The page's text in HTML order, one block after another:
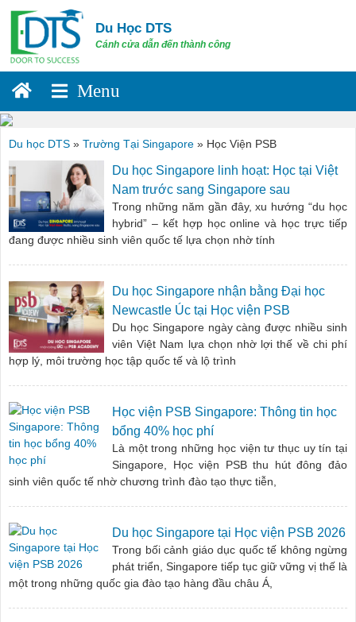
Du Học DTS
Cánh cửa dẫn đến thành công
Du học DTS » Trường Tại Singapore » Học Viện PSB
Du học Singapore linh hoạt: Học tại Việt
Nam trước sang Singapore sau
Trong những năm gần đây, xu hướng “du học
hybrid” – kết hợp học online và học trực tiếp
đang được nhiều sinh viên quốc tế lựa chọn nhờ tính
Du học Singapore nhận bằng Đại học
Newcastle Úc tại Học viện PSB
Du học Singapore ngày càng được nhiều sinh
viên Việt Nam lựa chọn nhờ lợi thế về chi phí
hợp lý, môi trường học tập quốc tế và lộ trình
Học viện PSB Singapore: Thông tin học
bổng 40% học phí
Là một trong những học viện tư thục uy tín tại
Singapore, Học viện PSB thu hút đông đảo
sinh viên quốc tế nhờ chương trình đào tạo thực tiễn,
Du học Singapore tại Học viện PSB 2026
Trong bối cảnh giáo dục quốc tế không ngừng
phát triển, Singapore tiếp tục giữ vững vị thế là
một trong những quốc gia đào tạo hàng đầu châu Á,